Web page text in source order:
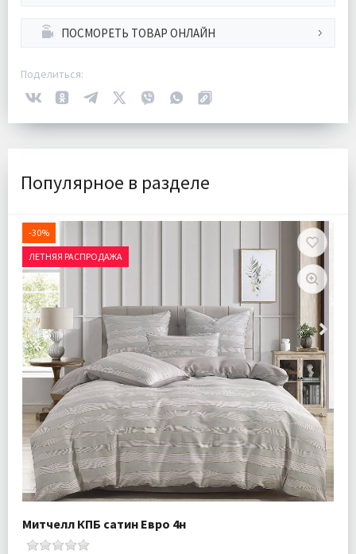
ПОСМОРЕТЬ ТОВАР ОНЛАЙН
Поделиться:
Популярное в разделе
-30%
ЛЕТНЯЯ РАСПРОДАЖА
Митчелл КПБ сатин Евро 4н